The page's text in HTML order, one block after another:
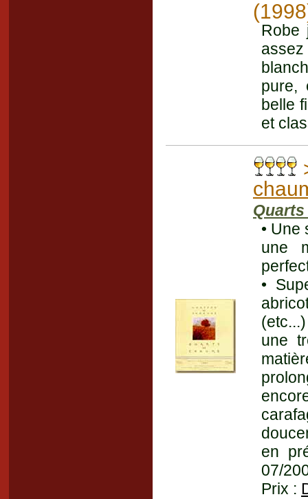
Robe
pure,
belle
et
Quarts
• Une
une
•
une
en
07/
Prix :